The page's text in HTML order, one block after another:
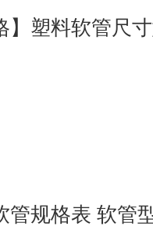
】塑料软管尺